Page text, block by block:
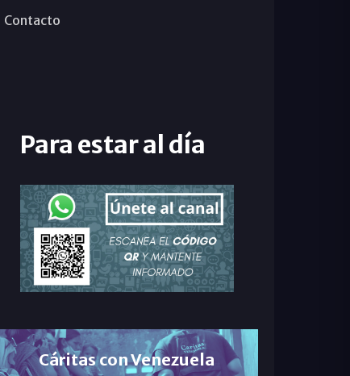
Contacto
Para estar al día
Cáritas con Venezuela